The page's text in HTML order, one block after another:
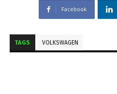
Facebook
TAGS VOLKSWAGEN